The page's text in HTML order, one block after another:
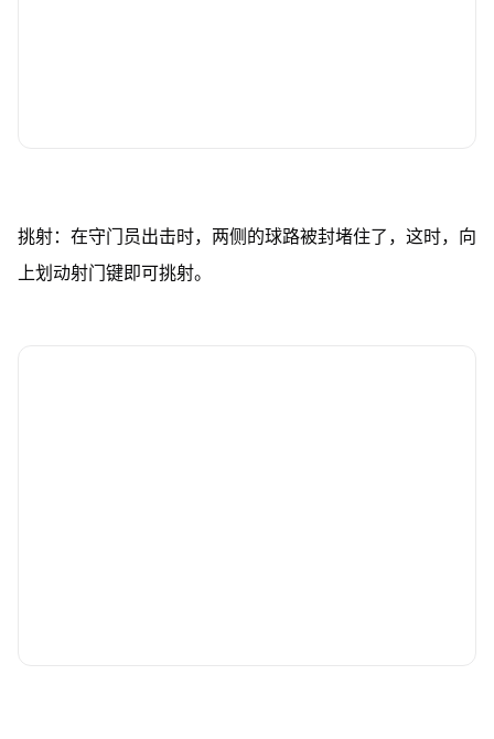
挑射：在守门员出击时，两侧的球路被封堵住了，这时，向
上划动射门键即可挑射。